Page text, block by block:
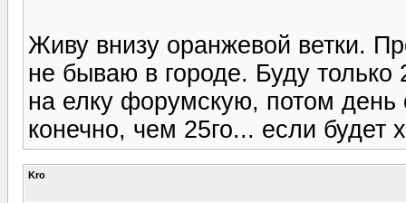
Живу внизу оранжевой ветки.
не бываю в городе. Буду только
на елку форумскую, потом
конечно, чем 25го... если будет
Kro